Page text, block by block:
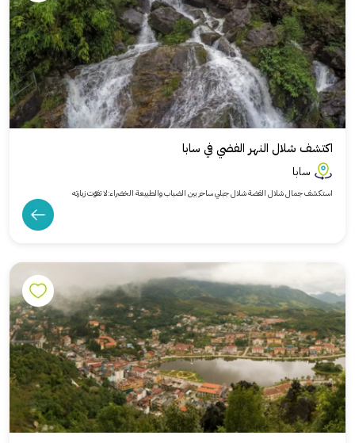
اكتشف شلال النهر الفضي في سابا
سابا
استكشف جمال شلال الفضة شلال جبلي ساحر بين الضباب والطبيعة الخضراء:لا تفوّت زيارته